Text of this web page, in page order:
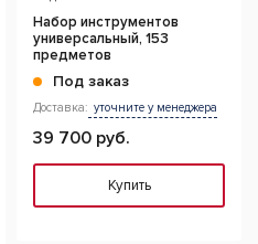
Набор инструментов
универсальный, 153
предметов
Под заказ
Доставка: уточните у менеджера
39 700 руб.
Купить